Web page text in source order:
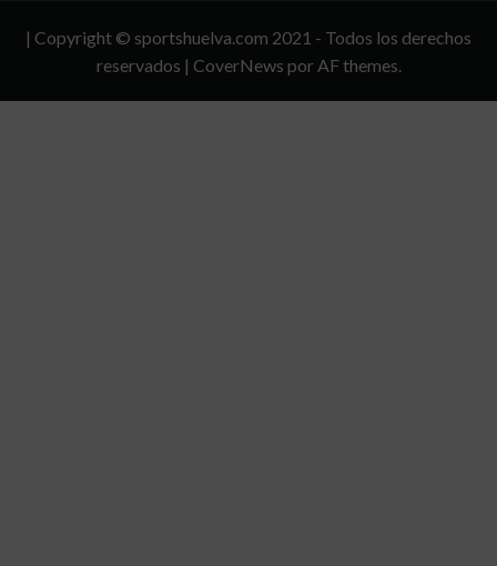
CONDICIONES
| Copyright © sportshuelva.com 2021 - Todos los derechos
reservados | CoverNews por AF themes.